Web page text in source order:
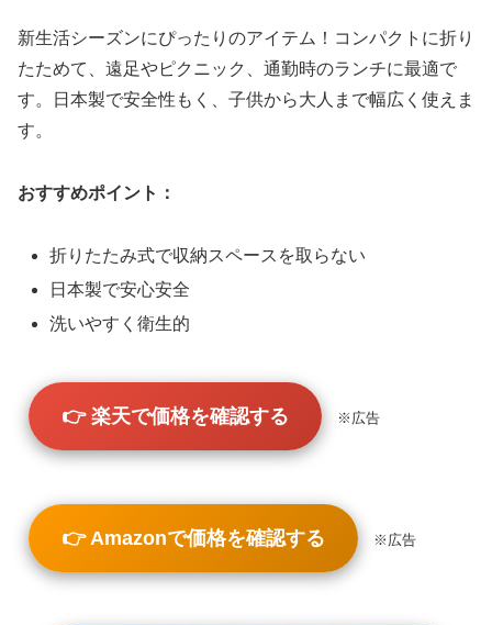
新生活シーズンにぴったりのアイテム！コンパクトに折り
たためて、遠足やピクニック、通勤時のランチに最適で
す。日本製で安全性もく、子供から大人まで幅広く使えま
す。
おすすめポイント：
折りたたみ式で収納スペースを取らない
日本製で安心安全
洗いやすく衛生的
👉 楽天で価格を確認する ※広告
👉 Amazonで価格を確認する ※広告